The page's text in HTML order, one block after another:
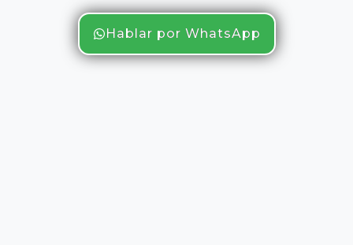
Hablar por WhatsApp